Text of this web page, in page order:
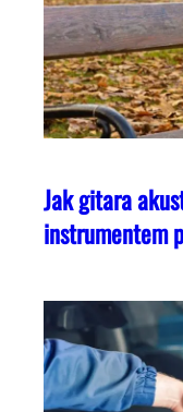
Jak gitara
instrumentem